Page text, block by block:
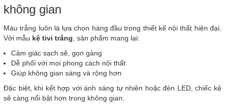
không gian
Màu trắng luôn là lựa chọn hàng đầu trong thiết kế nội thất hiện đại.
Với mẫu kệ tivi trắng, sản phẩm mang lại:
Cảm giác sạch sẽ, gọn gàng
Dễ phối với mọi phong cách nội thất
Giúp không gian sáng và rộng hơn
Đặc biệt, khi kết hợp với ánh sáng tự nhiên hoặc đèn LED, chiếc kệ
sẽ càng nổi bật hơn trong không gian.